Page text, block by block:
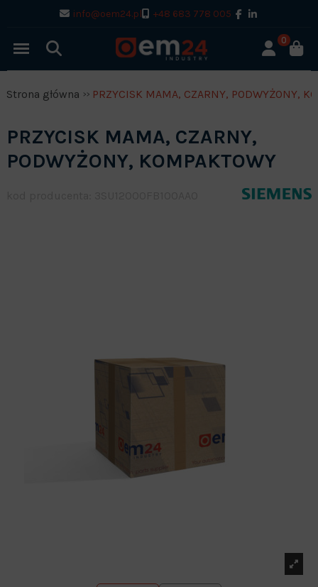
info@oem24.pl +48 683 778 005
0
Strona główna PRZYCISK MAMA, CZARNY, PODWYŻONY,
PRZYCISK MAMA, CZARNY,
PODWYŻONY, KOMPAKTOWY